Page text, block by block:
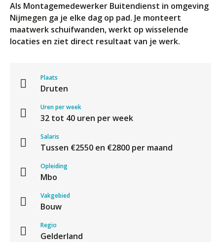
Als Montagemedewerker Buitendienst in omgeving
Nijmegen ga je elke dag op pad. Je monteert
maatwerk schuifwanden, werkt op wisselende
locaties en ziet direct resultaat van je werk.
Plaats
Druten
Uren per week
32 tot 40 uren per week
Salaris
Tussen €2550 en €2800 per maand
Opleiding
Mbo
Vakgebied
Bouw
Regio
Gelderland